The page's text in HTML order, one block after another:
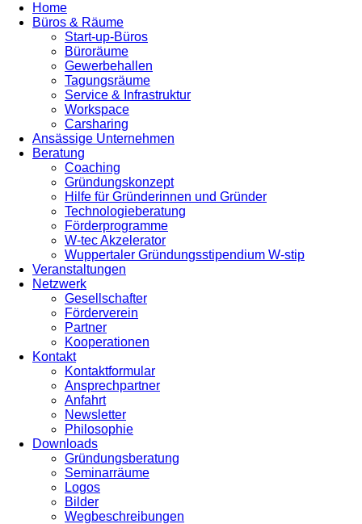
Home
Büros & Räume
Start-up-Büros
Büroräume
Gewerbehallen
Tagungsräume
Service & Infrastruktur
Workspace
Carsharing
Ansässige Unternehmen
Beratung
Coaching
Gründungskonzept
Hilfe für Gründerinnen und Gründer
Technologieberatung
Förderprogramme
W-tec Akzelerator
Wuppertaler Gründungsstipendium W-stip
Veranstaltungen
Netzwerk
Gesellschafter
Förderverein
Partner
Kooperationen
Kontakt
Kontaktformular
Ansprechpartner
Anfahrt
Newsletter
Philosophie
Downloads
Gründungsberatung
Seminarräume
Logos
Bilder
Wegbeschreibungen